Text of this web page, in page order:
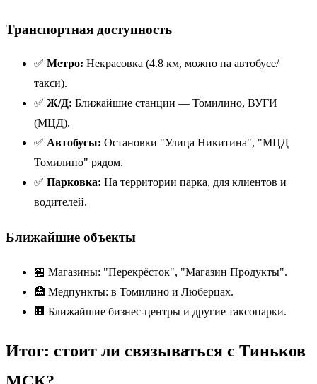
Транспортная доступность
✅ Метро: Некрасовка (4.8 км, можно на автобусе/
такси).
✅ Ж/Д: Ближайшие станции — Томилино, ВУГИ
(МЦД).
✅ Автобусы: Остановки "Улица Никитина", "МЦД
Томилино" рядом.
✅ Парковка: На территории парка, для клиентов и
водителей.
Ближайшие объекты
🏪 Магазины: "Перекрёсток", "Магазин Продукты".
🏥 Медпункты: в Томилино и Люберцах.
🏢 Ближайшие бизнес-центры и другие таксопарки.
Итог: стоит ли связываться с Тиньков